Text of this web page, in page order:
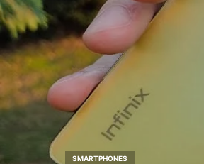
SMARTPHONES